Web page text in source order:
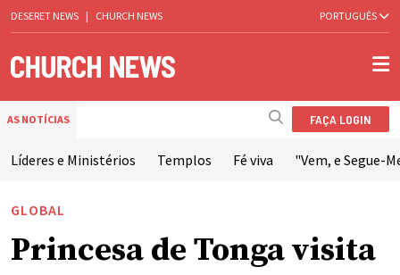
DESERET NEWS | CHURCH NEWS PORTUGUÊS
AS NOTÍCIAS FAÇA LOGIN
Líderes e Ministérios Templos Fé viva "Vem, e Segue-
GLOBAL
Princesa de Tonga visita